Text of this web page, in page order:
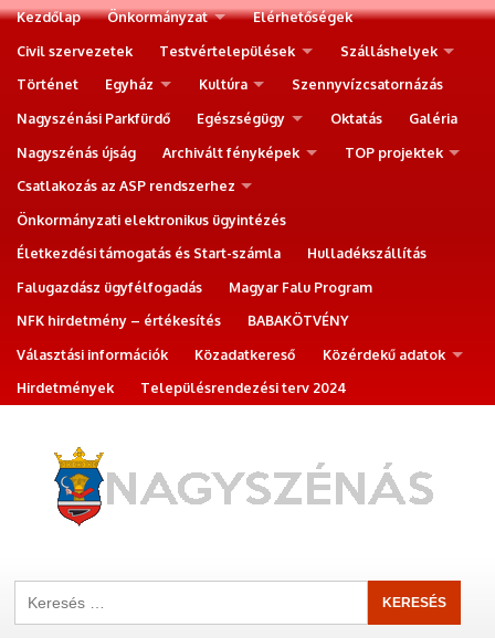
Kezdőlap Önkormányzat
Elérhetőségek
Civil szervezetek
Testvértelepülések
Szálláshelyek
Történet
Egyház Kultúra
Szennyvízcsatornázás
Nagyszénási Parkfürdő
Egészségügy Oktatás
Galéria
Nagyszénás újság
Archivált fényképek
TOP projektek
Csatlakozás az ASP rendszerhez
Önkormányzati elektronikus ügyintézés
Életkezdési támogatás és Start-számla
Hulladékszállítás
Falugazdász ügyfélfogadás
Magyar Falu Program
NFK hirdetmény – értékesítés
BABAKÖTVÉNY
Választási információk
Közadatkereső
Közérdekű adatok
Hirdetmények
Településrendezési terv 2024